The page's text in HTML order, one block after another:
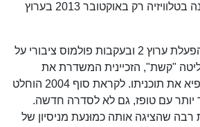
הרייטינג" שודר לראשונה בטלוויזיה רק באוקטובר 2013 בערוץ
לקראת המכרז השני להפעלת ערוץ 2 ובעקבות פולמוס ציבורי על
"קשת", הזכיינית המשדרת את
"הראשון בבידור", להקפיא את תוכניתו. לקראת סוף 2004 הוחלט
עם טופז, גם לא לסדרה חדשה.
שהציגה אותה כמוּנעת מניסיון של